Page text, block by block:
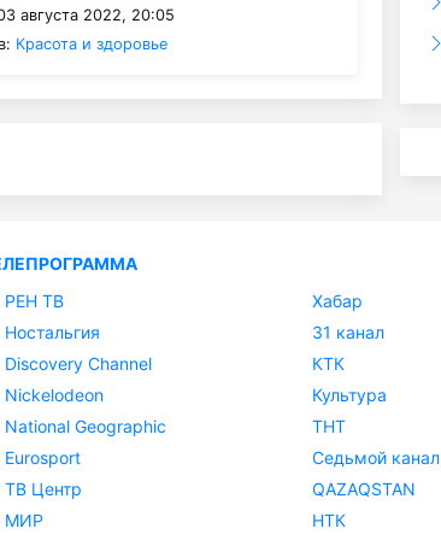
августа 2022, 20:05
Красота и здоровье
РЕН ТВ
Ностальгия
Discovery Channel
Nickelodeon
National Geographic
Eurosport
ТВ Центр
МИР
Хабар
31 канал
КТК
Культура
ТНТ
Седьмой канал
QAZAQSTAN
НТК